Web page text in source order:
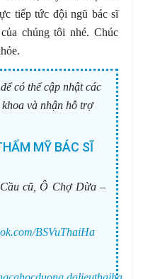
tiếp tức đội ngũ bác sĩ
chúng tôi nhé. Chúc
có thể cập nhật các
và nhận hỗ trợ
MỸ BÁC SĨ
cũ, Ô Chợ Dừa –
BSVuThaiHa